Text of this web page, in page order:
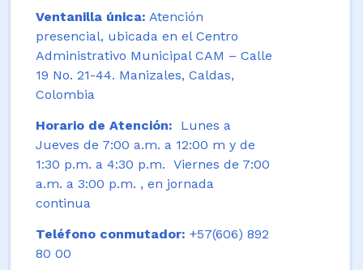
Ventanilla única: Atención
presencial, ubicada en el Centro
Administrativo Municipal CAM – Calle
19 No. 21-44. Manizales, Caldas,
Colombia
Horario de Atención:
Lunes a
Jueves de 7:00 a.m. a 12:00 m y de
1:30 p.m. a 4:30 p.m. Viernes de 7:00
a.m. a 3:00 p.m. , en jornada
continua
Teléfono conmutador: +57(606) 892
80 00